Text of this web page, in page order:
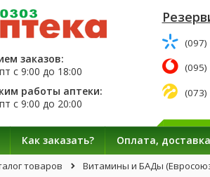
заказов:
с9:00 до 18:00
работы аптеки:
с9:00 до 20:00
(097)
(095)
(073)
Как заказать? Оплата, доставка
товаров Витамины и БАДы